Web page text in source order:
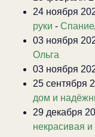
24 ноября
руки -
03 ноября
Ольга
03 ноября
25 сентября
дом и
29 декабря
некрасивая и